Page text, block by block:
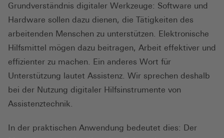
Grundverständnis digitaler Werkzeuge: Software und
Hardware sollen dazu dienen, die Tätigkeiten des
arbeitenden Menschen zu unterstützen. Elektronische
Hilfsmittel mögen dazu beitragen, Arbeit effektiver und
effizienter zu machen. Ein anderes Wort für
Unterstützung lautet Assistenz. Wir sprechen deshalb
bei der Nutzung digitaler Hilfsinstrumente von
Assistenztechnik.
In der praktischen Anwendung bedeutet dies: Der